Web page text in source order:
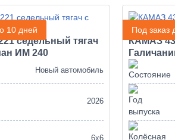
10 дней
седельный тягач
ИМ 240
Новый автомобиль
2026
6х6
Под заказ
КАМАЗ